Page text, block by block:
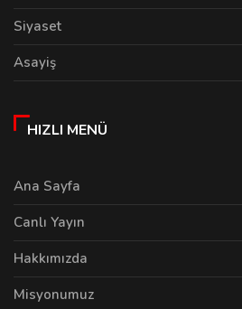
Siyaset
Asayiş
HIZLI MENÜ
Ana Sayfa
Canlı Yayın
Hakkımızda
Misyonumuz